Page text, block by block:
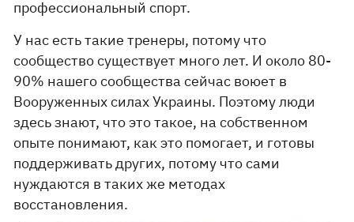
профессиональный спорт.
У нас есть такие тренеры, потому что
сообщество существует много лет. И около 80-
90% нашего сообщества сейчас воюет в
Вооруженных силах Украины. Поэтому люди
здесь знают, что это такое, на собственном
опыте понимают, как это помогает, и готовы
поддерживать других, потому что сами
нуждаются в таких же методах
восстановления.